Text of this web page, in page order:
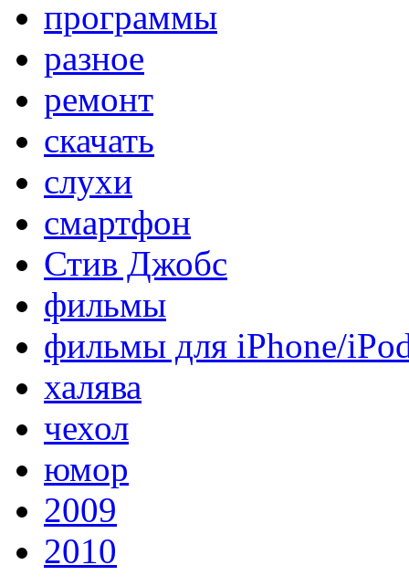
программы
разное
ремонт
скачать
слухи
смартфон
Стив Джобс
фильмы
фильмы для iPhone/
халява
чехол
юмор
2009
2010